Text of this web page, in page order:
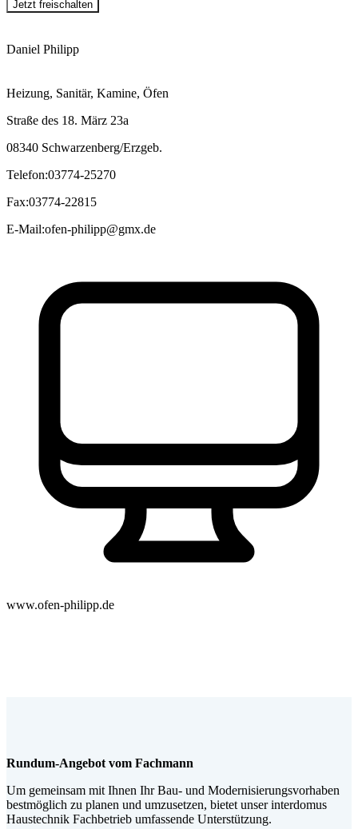
Jetzt freischalten
Daniel Philipp
Heizung, Sanitär, Kamine, Öfen
Straße des 18. März 23a
08340 Schwarzenberg/Erzgeb.
Telefon:03774-25270
Fax:03774-22815
E-Mail:ofen-philipp@gmx.de
www.ofen-philipp.de
Rundum-Angebot vom Fachmann
Um gemeinsam mit Ihnen Ihr Bau- und Modernisierungsvorhaben
bestmöglich zu planen und umzusetzen, bietet unser interdomus
Haustechnik Fachbetrieb umfassende Unterstützung.